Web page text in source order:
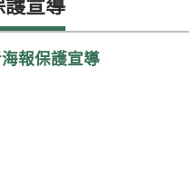
護宣導
報保護宣導